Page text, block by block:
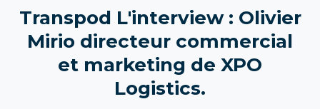
Transpod L'interview : Olivier
Mirio directeur commercial
et marketing de XPO
Logistics.